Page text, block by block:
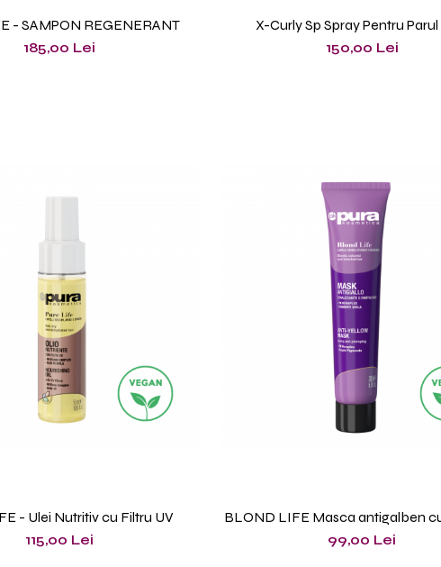
- SAMPON REGENERANT
185,00 Lei
X-Curly Sp Spray Pentru
150,00 Lei
- Ulei Nutritiv cu Filtru UV
115,00 Lei
BLOND LIFE Masca antigalben
99,00 Lei